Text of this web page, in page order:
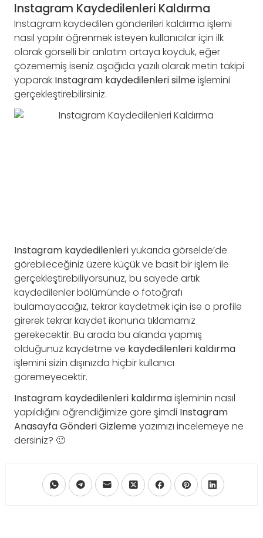
Instagram Kaydedilenleri Kaldırma
Instagram kaydedilen gönderileri kaldırma işlemi
nasıl yapılır öğrenmek isteyen kullanıcılar için ilk
olarak görselli bir anlatım ortaya koyduk, eğer
çözememiş iseniz aşağıda yazılı olarak metin takipi
yaparak Instagram kaydedilenleri silmeişlemini
gerçekleştirebilirsiniz.
Instagram kaydedilenleriyukarıda görselde’de
görebileceğiniz üzere küçük ve basit bir işlem ile
gerçekleştirebiliyorsunuz, bu sayede artık
kaydedilenler bölümünde o fotoğrafı
bulamayacağız, tekrar kaydetmek için ise o profile
girerek tekrar kaydet ikonuna tıklamamız
gerekecektir. Bu arada bu alanda yapmış
olduğunuz kaydetme ve kaydedilenleri kaldırma
işlemini sizin dışınızda hiçbir kullanıcı
göremeyecektir.
Instagram kaydedilenleri kaldırmaişleminin nasıl
yapıldığını öğrendiğimize göre şimdi Instagram
Anasayfa Gönderi Gizlemeyazımızı incelemeye ne
dersiniz? 🙂